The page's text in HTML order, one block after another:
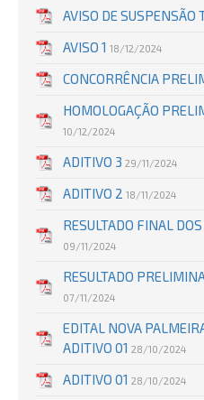
AVISO DE SUSPENSÃO
AVISO 1 18/12/2024
CONCORRÊNCIA
HOMOLOGAÇÃO
10/12/2024
ADITIVO 3 29/11/2024
ADITIVO 2 18/11/2024
RESULTADO FINAL
09/11/2024
RESULTADO
07/11/2024
EDITAL NOVA
ADITIVO 01 28/10/2024
ADITIVO 01 28/10/2024